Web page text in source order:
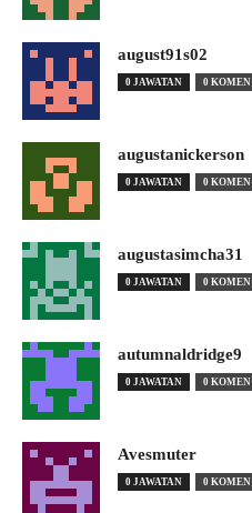
august91s02
0 JAWATAN 0 KOMEN
augustanickerson
0 JAWATAN 0 KOMEN
augustasimcha31
0 JAWATAN 0 KOMEN
autumnaldridge9
0 JAWATAN 0 KOMEN
Avesmuter
0 JAWATAN 0 KOMEN